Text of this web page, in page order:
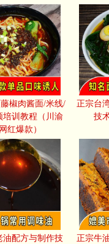
椒肉酱面/米线/
培训教程（川渝
红爆款）
正宗台
技
油配方与制作技
正宗牛